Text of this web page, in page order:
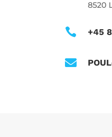
8520
 +45
